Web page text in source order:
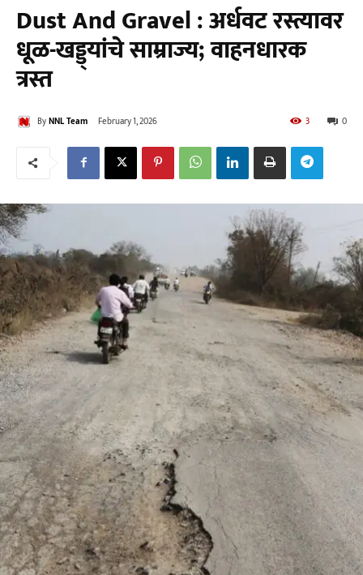
Dust And Gravel : अर्धवट रस्त्यावर
धूळ-खड्ड्यांचे साम्राज्य; वाहनधारक
त्रस्त
ByNNL Team February 1, 2026 0
3